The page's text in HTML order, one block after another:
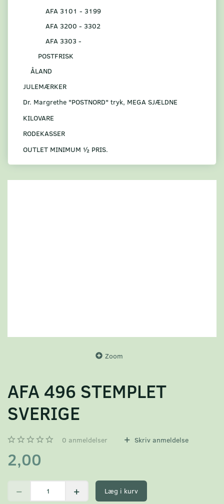
AFA 3101 - 3199
AFA 3200 - 3302
AFA 3303 -
POSTFRISK
ÅLAND
JULEMÆRKER
Dr. Margrethe "POSTNORD" tryk, MEGA SJÆLDNE
KILOVARE
RODEKASSER
OUTLET MINIMUM ½ PRIS.
Zoom
AFA 496 STEMPLET
SVERIGE
0 anmeldelser Skriv anmeldelse
2,00
Læg i kurv